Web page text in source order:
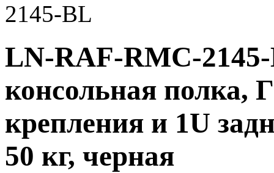
2145-BL
LN-RAF-RMC-
консольная полка,
крепления и 1U
50 кг, черная